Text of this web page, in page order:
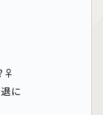
に